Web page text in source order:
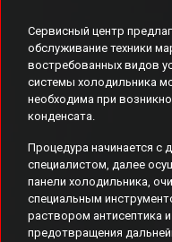
Сервисный центр
обслуживание техники
востребованных видов
системы холодильника
необходима при
конденсата.
Процедура начинается с
специалистом, далее
панели холодильника,
специальным
раствором антисептика
предотвращения